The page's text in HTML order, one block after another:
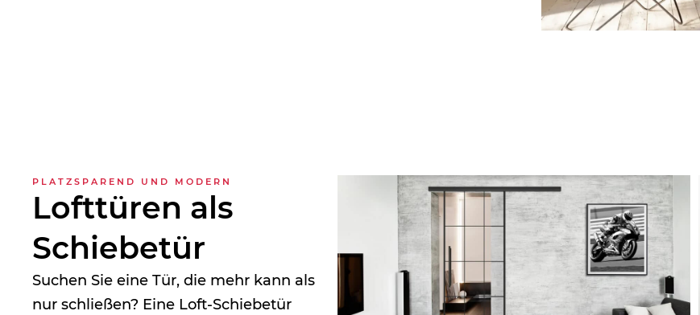
PLATZSPAREND UND MODERN
Lofttüren als
Schiebetür
Suchen Sie eine Tür, die mehr kann als
nur schließen? Eine Loft-Schiebetür